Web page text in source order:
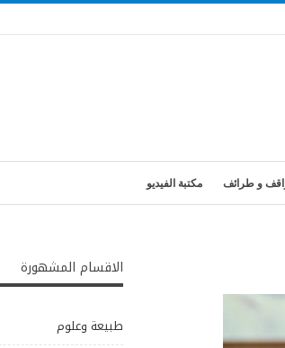
و طرائف مكتبة الفيديو
الاقسام المشهورة
طبيعة وعلوم